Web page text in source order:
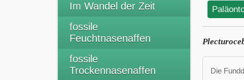
Im Wandel der Zeit
fossile
Feuchtnasenaffen
fossile
Trockennasenaffen
Die